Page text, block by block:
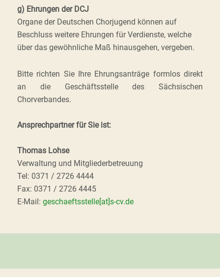
g) Ehrungen der DCJ
Organe der Deutschen Chorjugend können auf
Beschluss weitere Ehrungen für Verdienste, welche
über das gewöhnliche Maß hinausgehen, vergeben.
Bitte richten Sie Ihre Ehrungsanträge formlos direkt
an die Geschäftsstelle des Sächsischen
Chorverbandes.
Ansprechpartner für Sie ist:
Thomas Lohse
Verwaltung und Mitgliederbetreuung
Tel: 0371 / 2726 4444
Fax: 0371 / 2726 4445
E-Mail: geschaeftsstelle[at]s-cv.de